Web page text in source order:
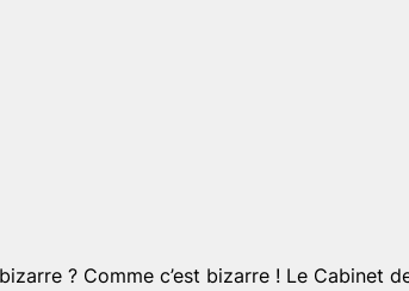
? Comme c’est bizarre ! Le Cabinet